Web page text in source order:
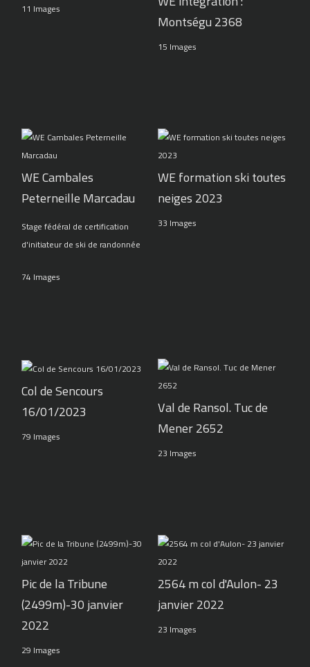
11 Images
Montségu 2368
15 Images
WE Cambales
Peterneille Marcadau
Stage fédéral de certification
d'initiateur de ski de randonnée
74 Images
WE formation ski toutes
neiges 2023
33 Images
Col de Sencours
16/01/2023
79 Images
Val de Ransol. Tuc de
Mener 2652
23 Images
Pic de la Tribune
(2499m)-30 janvier
2022
29 Images
2564 m col d'Aulon- 23
janvier 2022
23 Images